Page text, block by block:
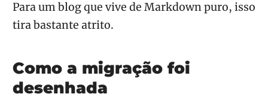
Para um blog que vive de Markdown puro, isso
tira bastante atrito.
Como a migração foi
desenhada